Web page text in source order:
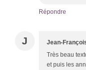
Répondre
J Jean-
Très beau
et puis les